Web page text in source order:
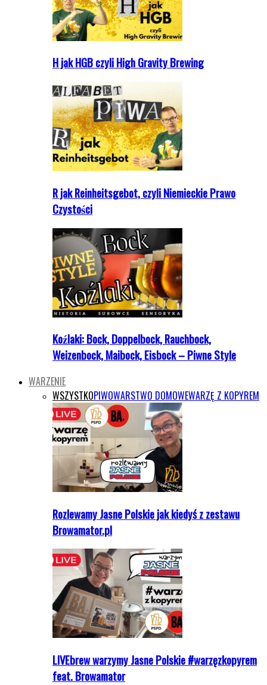
H jak HGB czyli High Gravity Brewing
R jak Reinheitsgebot, czyli Niemieckie Prawo
Czystości
Koźlaki: Bock, Doppelbock, Rauchbock,
Weizenbock, Maibock, Eisbock – Piwne Style
WARZENIE
WSZYSTKOPIWOWARSTWO DOMOWEWARZĘ Z KOPYREM
Rozlewamy Jasne Polskie jak kiedyś z zestawu
Browamator.pl
LIVEbrew warzymy Jasne Polskie #warzęzkopyrem
feat. Browamator